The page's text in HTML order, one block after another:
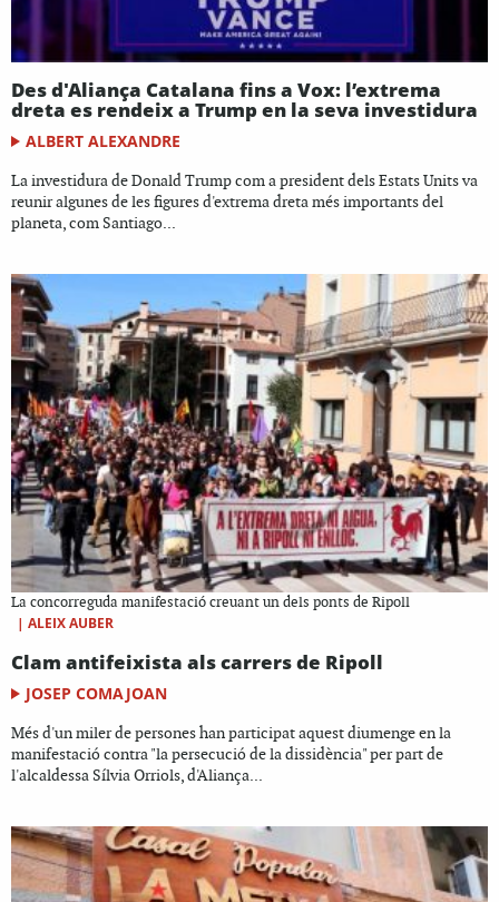
Des d'Aliança Catalana fins a Vox: l’extrema
dreta es rendeix a Trump en la seva investidura
ALBERT ALEXANDRE
La investidura de Donald Trump com a president dels Estats Units va
reunir algunes de les figures d'extrema dreta més importants del
planeta, com Santiago...
La concorreguda manifestació creuant un dels ponts de Ripoll
| ALEIX AUBER
Clam antifeixista als carrers de Ripoll
JOSEP COMAJOAN
Més d'un miler de persones han participat aquest diumenge en la
manifestació contra "la persecució de la dissidència" per part de
l'alcaldessa Sílvia Orriols, d'Aliança...